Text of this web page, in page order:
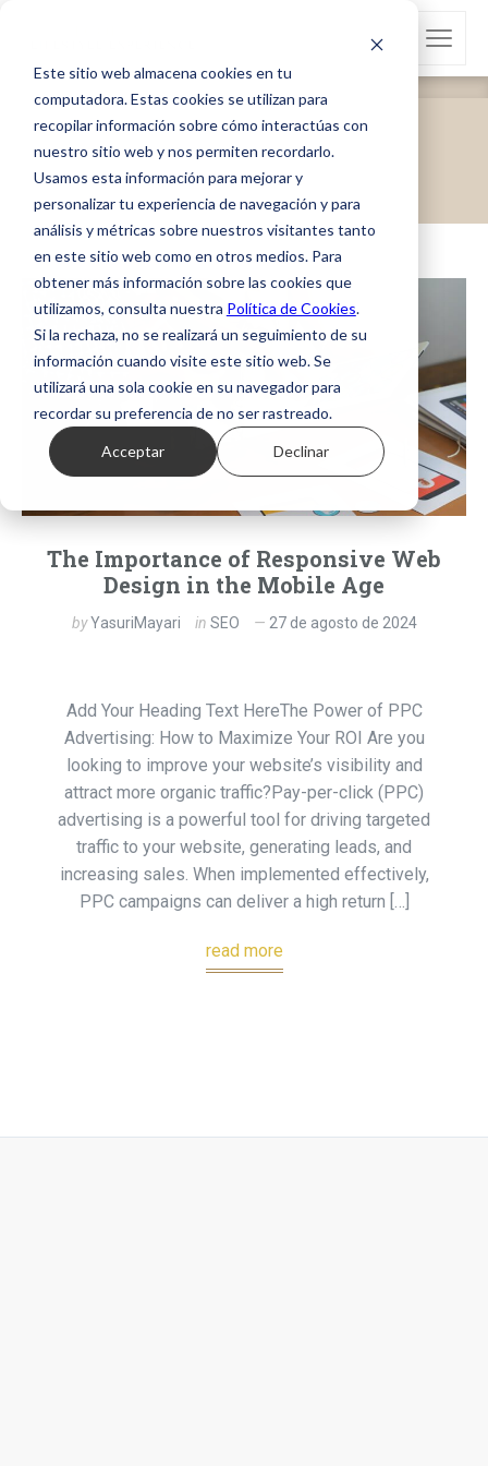
Este sitio web almacena cookies en tu
computadora. Estas cookies se utilizan para
recopilar información sobre cómo interactúas con
nuestro sitio web y nos permiten recordarlo.
Usamos esta información para mejorar y
personalizar tu experiencia de navegación y para
análisis y métricas sobre nuestros visitantes tanto
en este sitio web como en otros medios. Para
obtener más información sobre las cookies que
utilizamos, consulta nuestra Política de Cookies.
Si la rechaza, no se realizará un seguimiento de su
información cuando visite este sitio web. Se
utilizará una sola cookie en su navegador para
recordar su preferencia de no ser rastreado.
Acceptar Declinar
Tag Archives: Marketing
Portada Marketing
The Importance of Responsive Web
Design in the Mobile Age
byYasuriMayari in SEO 27 de agosto de 2024
Add Your Heading Text HereThe Power of PPC
Advertising: How to Maximize Your ROI Are you
looking to improve your website’s visibility and
attract more organic traffic?Pay-per-click (PPC)
advertising is a powerful tool for driving targeted
traffic to your website, generating leads, and
increasing sales. When implemented effectively,
PPC campaigns can deliver a high return […]
read more